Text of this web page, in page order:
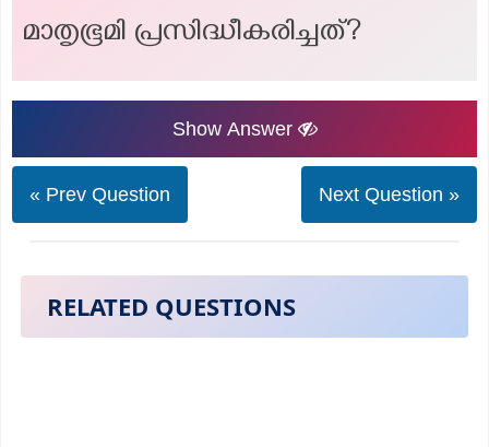
മാതൃഭൂമി പ്രസിദ്ധീകരിച്ചത്?
Show Answer
« Prev Question Next Question »
RELATED QUESTIONS